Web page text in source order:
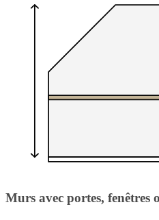
Murs avec portes, fenêtres